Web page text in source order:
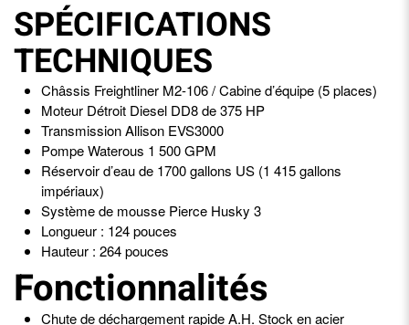
SPÉCIFICATIONS
TECHNIQUES
Châssis Freightliner M2-106 / Cabine d’équipe (5 places)
Moteur Détroit Diesel DD8 de 375 HP
Transmission Allison EVS3000
Pompe Waterous 1 500 GPM
Réservoir d’eau de 1700 gallons US (1 415 gallons
impériaux)
Système de mousse Pierce Husky 3
Longueur : 124 pouces
Hauteur : 264 pouces
Fonctionnalités
Chute de déchargement rapide A.H. Stock en acier